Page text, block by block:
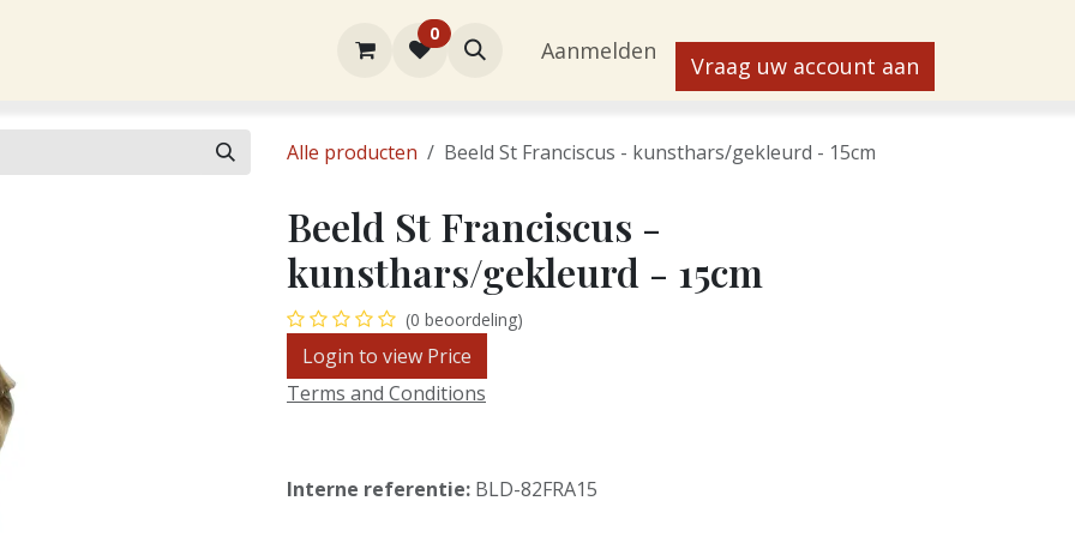
Contact
0
Aanmelden
Vraag uw account aan
Alle producten Beeld St Franciscus - kunsthars/gekleurd - 15cm
Beeld St Franciscus -
kunsthars/gekleurd - 15cm
(0 beoordeling)
Login to view Price
Terms and Conditions
Interne referentie: BLD-82FRA15